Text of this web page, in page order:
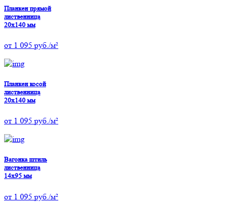
Планкен прямой
лиственница
20х140 мм
от 1 095 руб./м²
Планкен косой
лиственница
20х140 мм
от 1 095 руб./м²
Вагонка штиль
лиственница
14х95 мм
от 1 095 руб./м²